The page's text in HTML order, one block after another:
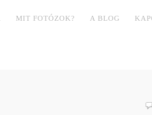
MIT FOTÓZOK? A BLOG